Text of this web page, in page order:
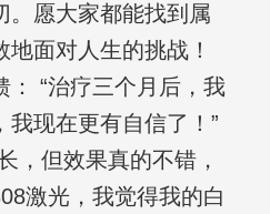
。愿大家都能找到属
面对人生的挑战！
： “治疗三个月后，我
我现在更有自信了！”
，但效果真的不错，
激光，我觉得我的白